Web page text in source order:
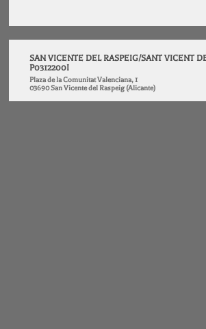
SAN VICENTE DEL RASPEIG/SANT VICENT
P0312200I
Plaza de la Comunitat Valenciana, 1
03690 San Vicente del Raspeig (Alicante)